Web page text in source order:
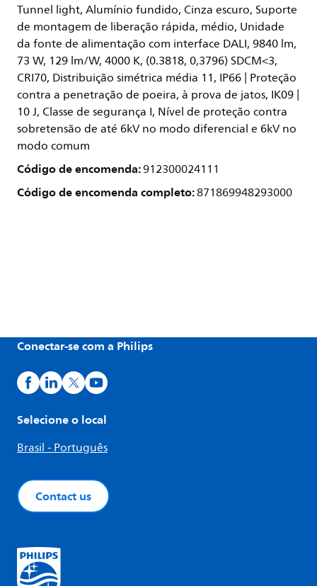
Tunnel light, Alumínio fundido, Cinza escuro, Suporte
de montagem de liberação rápida, médio, Unidade
da fonte de alimentação com interface DALI, 9840 lm,
73 W, 129 lm/W, 4000 K, (0.3818, 0,3796) SDCM<3,
CRI70, Distribuição simétrica média 11, IP66 | Proteção
contra a penetração de poeira, à prova de jatos, IK09 |
10 J, Classe de segurança I, Nível de proteção contra
sobretensão de até 6kV no modo diferencial e 6kV no
modo comum
Código de encomenda:912300024111
Código de encomenda completo:871869948293000
Conectar-se com a Philips
Selecione o local
Brasil - Português
Contact us